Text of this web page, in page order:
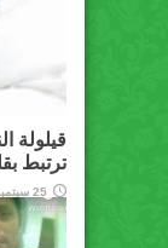
قيلولة
ترتبط
25 سبتمبر، 2019